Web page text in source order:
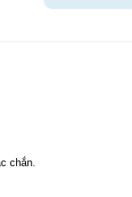
chắn.